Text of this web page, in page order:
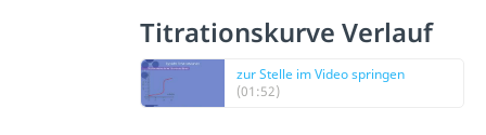
Titrationskurve Verlauf
zur Stelle im Video springen
(01:52)